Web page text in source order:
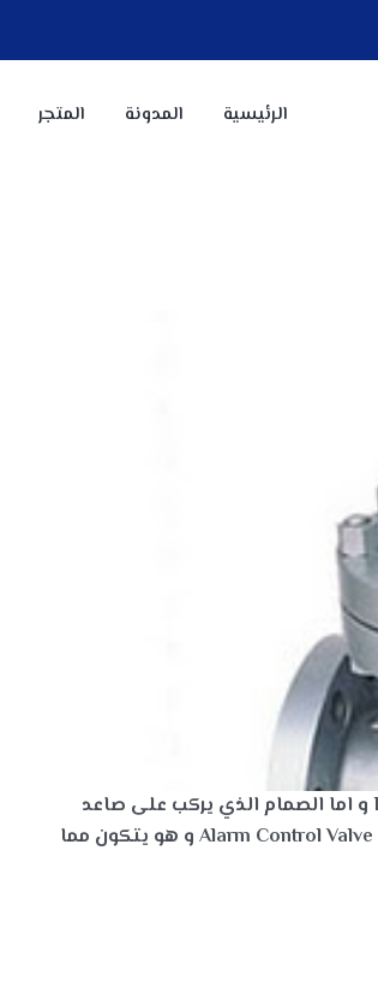
الرئيسية المدونة المتجر
و اما الصمام الذي يركب على صاعد
و هو يتكون مما